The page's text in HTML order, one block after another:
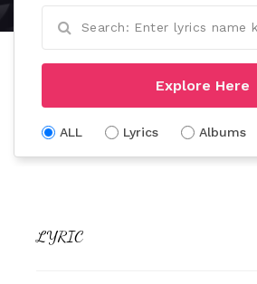
Explore Here
ALL Lyrics Albums
LYRIC